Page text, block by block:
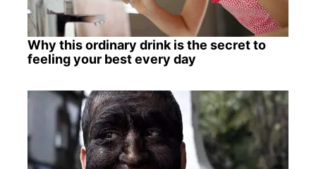
Why this ordinary drink is the secret to
feeling your best every day